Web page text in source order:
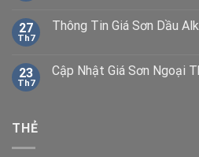
27
Th7
Thông Tin Giá Sơn Dầu
23
Th7
Cập Nhật Giá Sơn Ngoại
THẺ